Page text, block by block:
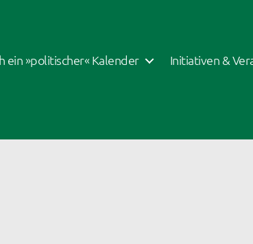
ein »politischer« Kalender Initiativen &